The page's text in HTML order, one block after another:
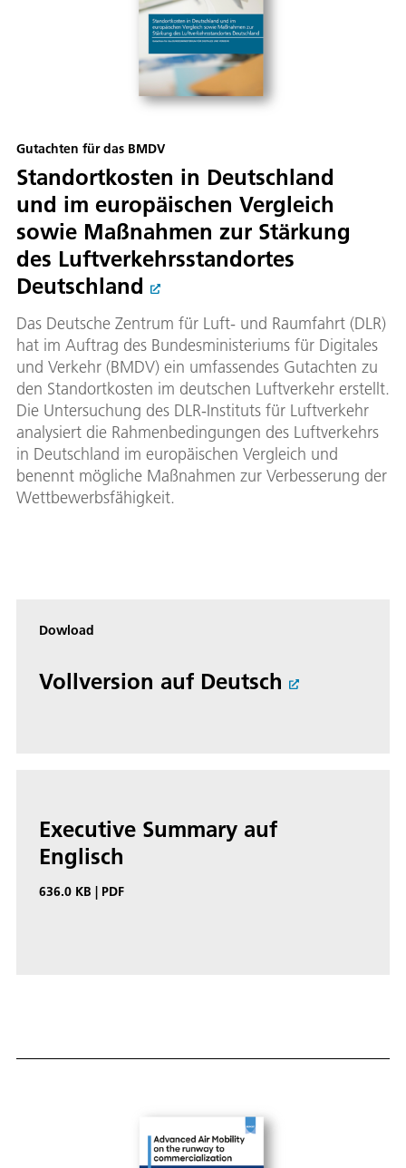
Gutachten für das BMDV
Standortkosten in Deutschland
und im europäischen Vergleich
sowie Maßnahmen zur Stärkung
des Luftverkehrsstandortes
Deutschland
Das Deutsche Zentrum für Luft- und Raumfahrt (DLR)
hat im Auftrag des Bundesministeriums für Digitales
und Verkehr (BMDV) ein umfassendes Gutachten zu
den Standortkosten im deutschen Luftverkehr erstellt.
Die Untersuchung des DLR-Instituts für Luftverkehr
analysiert die Rahmenbedingungen des Luftverkehrs
in Deutschland im europäischen Vergleich und
benennt mögliche Maßnahmen zur Verbesserung der
Wettbewerbsfähigkeit.
Dowload
Vollversion auf Deutsch
Executive Summary auf
Englisch
636.0 KB PDF